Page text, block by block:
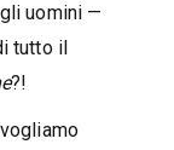
uomini —
tutto il
?!